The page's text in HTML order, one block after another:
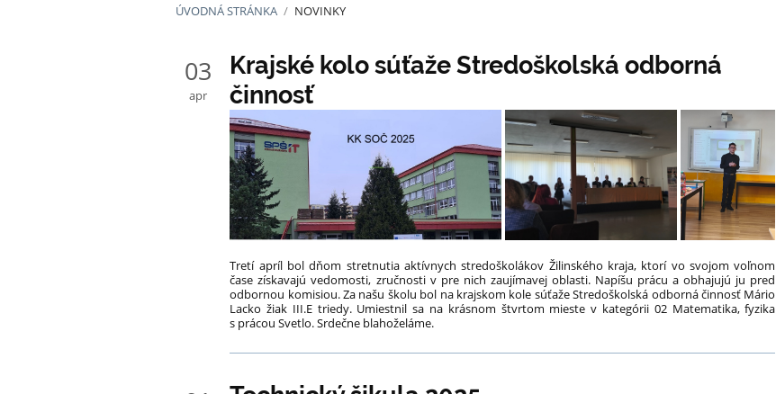
ÚVODNÁ STRÁNKA / NOVINKY
Novinky
03
apr
Krajské kolo súťaže Stredoškolská odborná
činnosť
Tretí apríl bol dňom stretnutia aktívnych stredoškolákov Žilinského kraja, ktorí vo svojom voľnom
čase získavajú vedomosti, zručnosti v pre nich zaujímavej oblasti. Napíšu prácu a obhajujú ju pred
odbornou komisiou. Za našu školu bol na krajskom kole súťaže Stredoškolská odborná činnosť Mário
Lacko žiak III.E triedy. Umiestnil sa na krásnom štvrtom mieste v kategórii 02 Matematika, fyzika
s prácou Svetlo. Srdečne blahoželáme.